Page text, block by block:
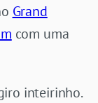
Grand
com uma
inteirinho.